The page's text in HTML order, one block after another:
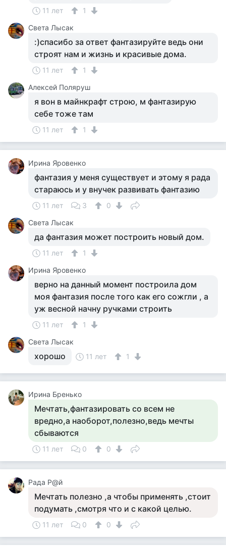
11 лет
1
Света Лысак
:)спасибо за ответ фантазируйте ведь они
строят нам и жизнь и красивые дома.
11 лет
1
Алексей Поляруш
я вон в майнкрафт строю, м фантазирую
себе тоже там
11 лет 1
Ирина Яровенко
фантазия у меня существует и этому я рада
стараюсь и у внучек развивать фантазию
11 лет 3
0
Света Лысак
да фантазия может построить новый дом.
11 лет
1
Ирина Яровенко
верно на данный момент построила дом
моя фантазия после того как его сожгли , а
уж весной начну ручками строить
11 лет
1
Света Лысак
хорошо 11 лет 1
Ирина Бренько
Мечтать,фантазировать со всем не
вредно,а наоборот,полезно,ведь мечты
сбываются
11 лет 0 0
Рада Р@й
Мечтать полезно ,а чтобы применять ,стоит
подумать ,смотря что и с какой целью.
11 лет 0 0